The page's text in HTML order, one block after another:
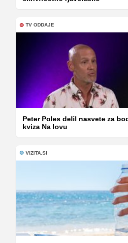
TV ODDAJE
Peter Poles delil nasvete za
kviza Na lovu
VIZITA.SI